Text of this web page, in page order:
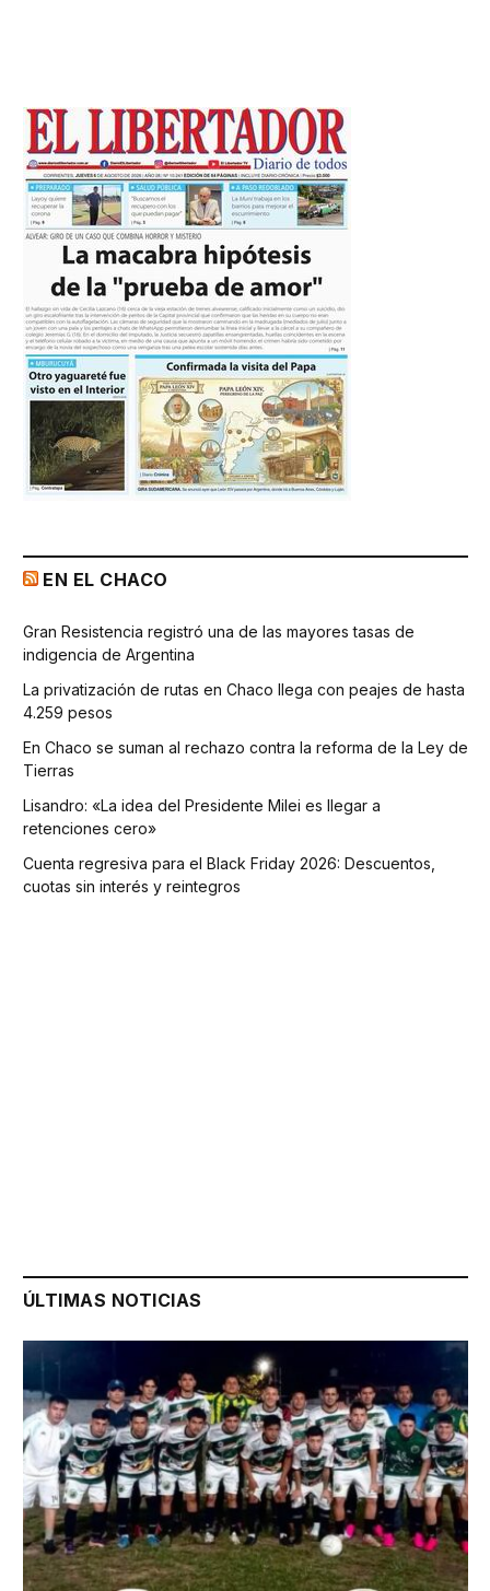
EN EL CHACO
Gran Resistencia registró una de las mayores tasas de
indigencia de Argentina
La privatización de rutas en Chaco llega con peajes de hasta
4.259 pesos
En Chaco se suman al rechazo contra la reforma de la Ley de
Tierras
Lisandro: «La idea del Presidente Milei es llegar a
retenciones cero»
Cuenta regresiva para el Black Friday 2026: Descuentos,
cuotas sin interés y reintegros
ÚLTIMAS NOTICIAS